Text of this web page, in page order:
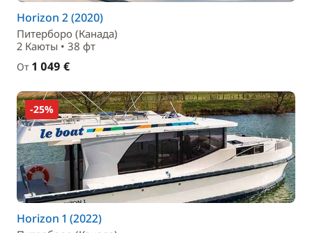
Horizon 2 (2020)
Питерборо (Канада)
2 Каюты • 38 фт
От 1 049 €
-25%
Horizon 1 (2022)